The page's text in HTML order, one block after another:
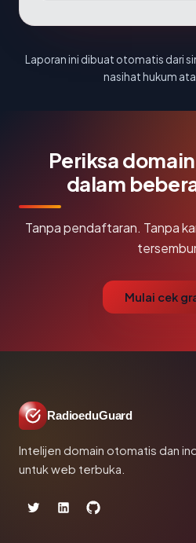
Laporan ini dibuat otomatis dari
nasihat hukum
Periksa
dalam
Tanpa pendaftaran. Tanpa
Mulai cek
RadioeduGuard
Intelijen domain otomatis dan
untuk web terbuka.